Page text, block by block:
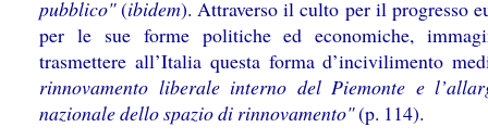
pubblico"(ibidem). Attraverso il culto per il progresso
per le sue forme politiche ed economiche,
trasmettere all’Italia questa forma d’incivilimento
rinnovamento liberale interno del Piemonte e
nazionale dello spazio di rinnovamento"(p. 114).